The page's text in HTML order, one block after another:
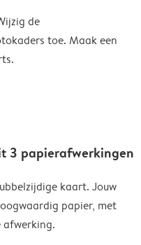
de
toe. Maak een
3 papierafwerkingen
kaart. Jouw
papier, met
afwerking.